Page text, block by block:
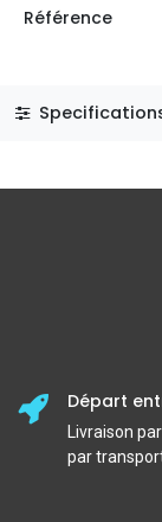
Référence
Départ
Livraison
par